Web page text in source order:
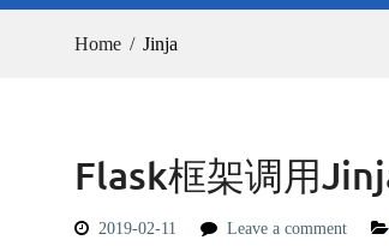
Home Jinja
Flask框架调用
2019-02-11 Leave a comment